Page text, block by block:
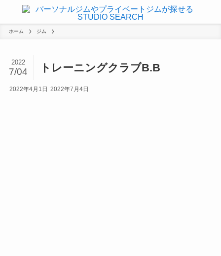
ホーム ジム
トレーニングクラブB.B
2022
7/04
2022年4月1日 2022年7月4日